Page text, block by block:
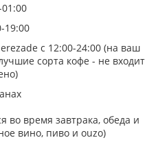
19:00
с 12:00-24:00 (на ваш
сорта кофе - не входит
во время завтрака, обеда и
вино, пиво и ouzo)